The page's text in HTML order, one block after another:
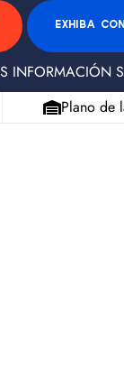
EXHIBA
INFORMACIÓN
Plano de